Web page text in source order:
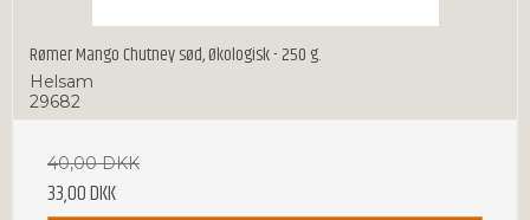
Rømer Mango Chutney sød, Økologisk - 250 g.
Helsam
29682
40,00 DKK
33,00 DKK